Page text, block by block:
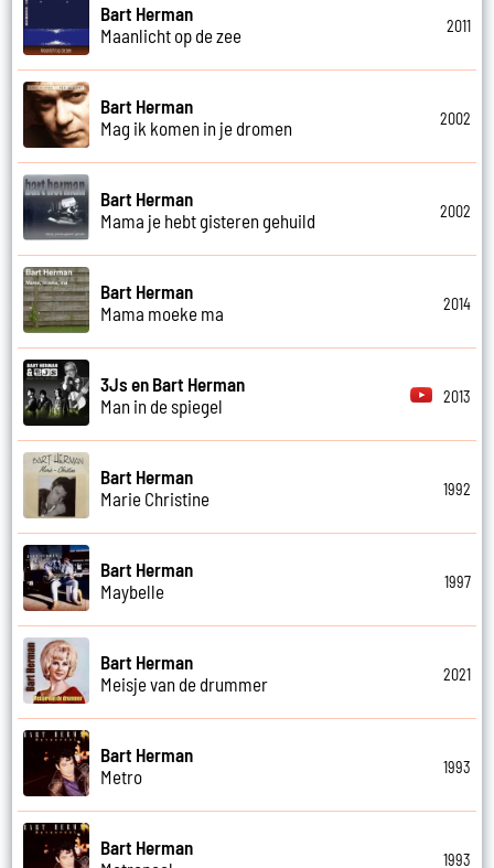
Bart Herman
Maanlicht op de zee
2011
Bart Herman
Mag ik komen in je dromen
2002
Bart Herman
Mama je hebt gisteren gehuild
2002
Bart Herman
Mama moeke ma
2014
3Js en Bart Herman
Man in de spiegel
2013
Bart Herman
Marie Christine
1992
Bart Herman
Maybelle
1997
Bart Herman
Meisje van de drummer
2021
Bart Herman
Metro
1993
Bart Herman
1993